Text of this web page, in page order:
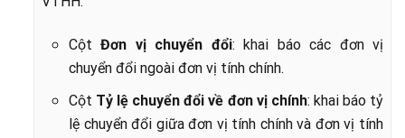
CộtĐơn vị chuyển đổi: khai báo các đơn vị
chuyển đổi ngoài đơn vị tính chính.
Cột Tỷ lệ chuyển đổi về đơn vị chính: khai báo tỷ
lệ chuyển đổi giữa đơn vị tính chính và đơn vị tính